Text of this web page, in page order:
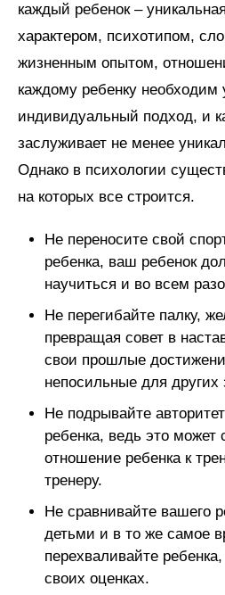
каждый ребенок –
характером, психотипом,
жизненным опытом,
каждому ребенку необходим
индивидуальный подход, и
заслуживает не менее
Однако в психологии
на которых все строится.
Не переносите свой
ребенка, ваш ребенок
научиться и во всем
Не перегибайте палку,
превращая совет в
свои прошлые
непосильные для других
Не подрывайте
ребенка, ведь это может
отношение ребенка к
тренеру.
Не сравнивайте вашего
детьми и в то же самое
перехваливайте
своих оценках.